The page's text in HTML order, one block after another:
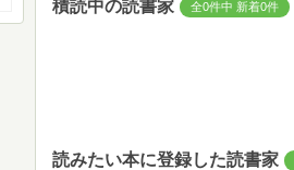
積読中の読書家 全0件中 新着0件
読みたい本に登録した読書家